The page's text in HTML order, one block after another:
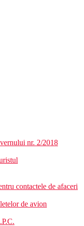
inclusa in pret
nr. 2/2018
contactele de afaceri
de avion